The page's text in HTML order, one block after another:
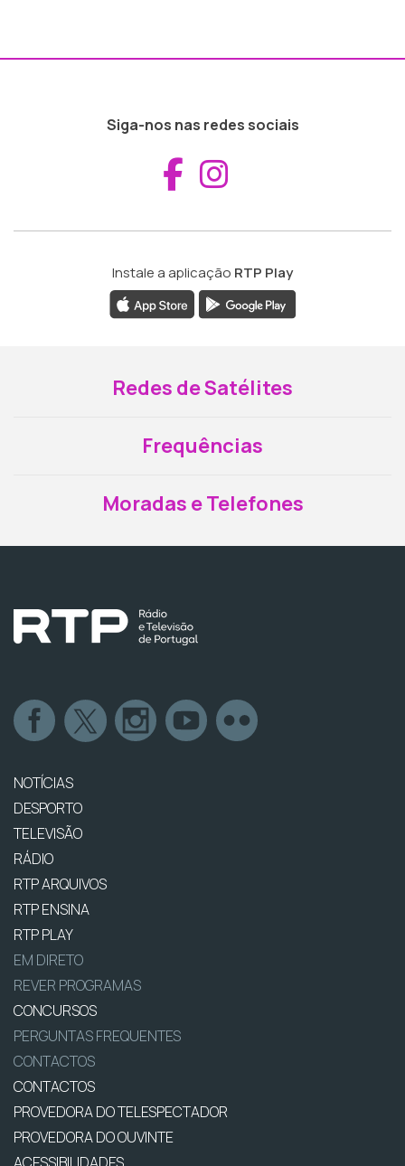
Siga-nos nas redes sociais
Aceder ao
Instale a aplicação RTP Play
Redes de Satélites
Frequências
Moradas e Telefones
NOTÍCIAS
DESPORTO
TELEVISÃO
RÁDIO
RTP ARQUIVOS
RTP ENSINA
RTP PLAY
EM DIRETO
REVER PROGRAMAS
CONCURSOS
PERGUNTAS FREQUENTES
CONTACTOS
CONTACTOS
PROVEDORA DO TELESPECTADOR
PROVEDORA DO OUVINTE